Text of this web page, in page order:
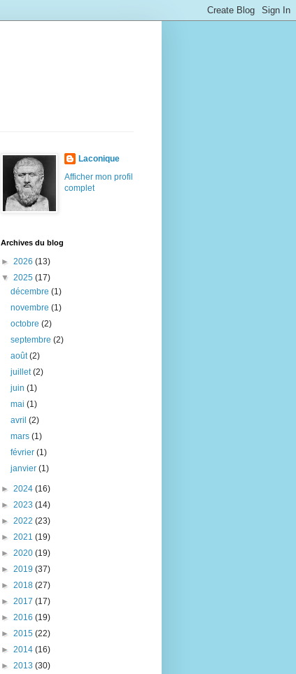
Laconique
Afficher mon profil
complet
Archives du blog
► 2026 (13)
▼ 2025 (17)
décembre(1)
novembre(1)
octobre(2)
septembre(2)
août(2)
juillet(2)
juin(1)
mai(1)
avril(2)
mars(1)
février(1)
janvier(1)
► 2024 (16)
► 2023 (14)
► 2022 (23)
► 2021 (19)
► 2020 (19)
► 2019 (37)
► 2018 (27)
► 2017 (17)
► 2016 (19)
► 2015 (22)
► 2014 (16)
► 2013 (30)